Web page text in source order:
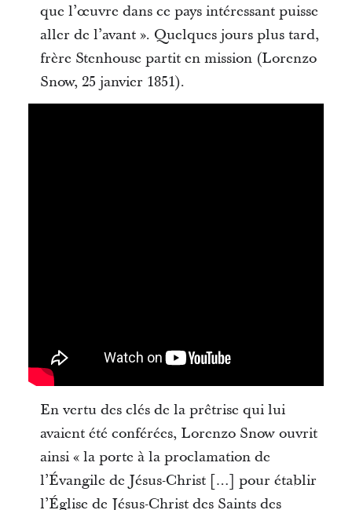
que l’œuvre dans ce pays intéressant puisse
aller de l’avant ». Quelques jours plus tard,
frère Stenhouse partit en mission (Lorenzo
Snow, 25 janvier 1851).
En vertu des clés de la prêtrise qui lui
avaient été conférées, Lorenzo Snow ouvrit
ainsi « la porte à la proclamation de
l’Évangile de Jésus-Christ […] pour établir
l’Église de Jésus-Christ des Saints des